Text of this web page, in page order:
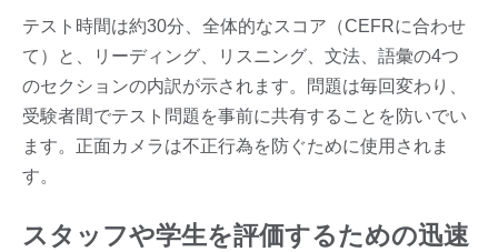
テスト時間は約30分、全体的なスコア（CEFRに合わせ
て）と、リーディング、リスニング、文法、語彙の4つ
のセクションの内訳が示されます。問題は毎回変わり、
受験者間でテスト問題を事前に共有することを防いでい
ます。正面カメラは不正行為を防ぐために使用されま
す。
スタッフや学生を評価するための迅速